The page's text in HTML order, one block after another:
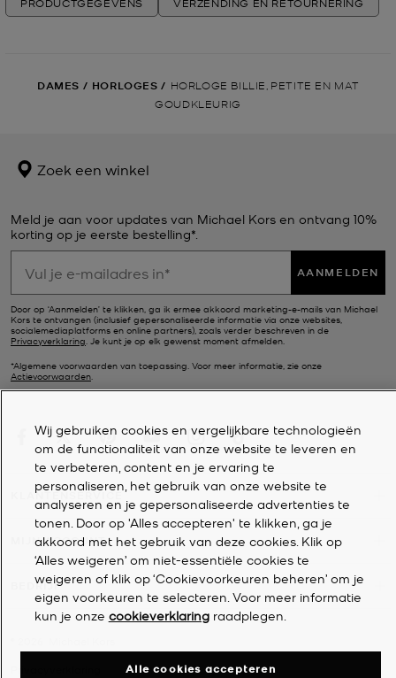
DAMES / HORLOGES / HORLOGE BILLIE, PETITE EN MAT
GOUDKLEURIG
Zoek een winkel
Meld je aan voor updates van Michael Kors en ontvang 10%
korting op je eerste bestelling*.
AANMELDEN
Door op ‘Aanmelden’ te klikken, ga ik ermee akkoord marketing-e-mails van Michael
Kors te ontvangen (inclusief gepersonaliseerde informatie via onze websites,
socialemediaplatforms en online partners), zoals verder beschreven in de
Privacyverklaring. Je kunt je op elk gewenst moment afmelden.
*Algemene voorwaarden van toepassing. Voor meer informatie, zie onze
Actievoorwaarden.
KLANTENSERVICE
MIJN ACCOUNT
BEDRIJF
Wij gebruiken cookies en vergelijkbare technologieën
om de functionaliteit van onze website te leveren en
te verbeteren, content en je ervaring te
personaliseren, het gebruik van onze website te
analyseren en je gepersonaliseerde advertenties te
tonen. Door op 'Alles accepteren' te klikken, ga je
akkoord met het gebruik van deze cookies. Klik op
‘Alles weigeren’ om niet-essentiële cookies te
weigeren of klik op ‘Cookievoorkeuren beheren’ om je
eigen voorkeuren te selecteren. Voor meer informatie
kun je onze cookieverklaringraadplegen.
Alle cookies accepteren